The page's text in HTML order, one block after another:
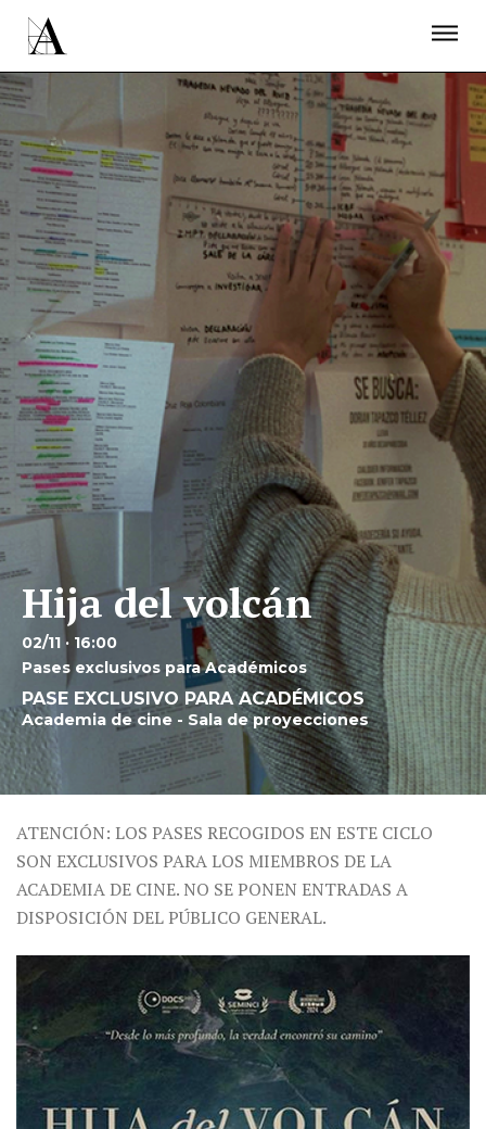
Hija del volcán
02/11 · 16:00
Pases exclusivos para Académicos
PASE EXCLUSIVO PARA ACADÉMICOS
Academia de cine - Sala de proyecciones
ATENCIÓN: LOS PASES RECOGIDOS EN ESTE CICLO
SON EXCLUSIVOS PARA LOS MIEMBROS DE LA
ACADEMIA DE CINE. NO SE PONEN ENTRADAS A
DISPOSICIÓN DEL PÚBLICO GENERAL.
ACTUALIDAD
PROYECTOS
RESIDENCIAS
ÚNETE A LA ACADEMIA DE CINE
PRENSA
NEWSLETTER